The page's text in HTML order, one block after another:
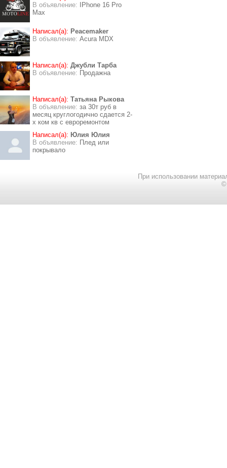
В объявление:
IPhone 16 Pro
Max
Написал(а): Peacemaker
В объявление: Acura MDX
Написал(а): Джубли Тарба
В объявление: Продажна
Написал(а): Татьяна Рыкова
В объявление: за 30т руб в
месяц круглогодично сдается 2-
х ком кв с евроремонтом
Написал(а): Юлия Юлия
В объявление: Плед или
покрывало
При использовании